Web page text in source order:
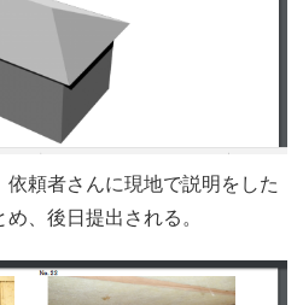
頼者さんに現地で説明をした
、後日提出される。